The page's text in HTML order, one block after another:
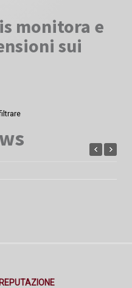
monitora e
sui